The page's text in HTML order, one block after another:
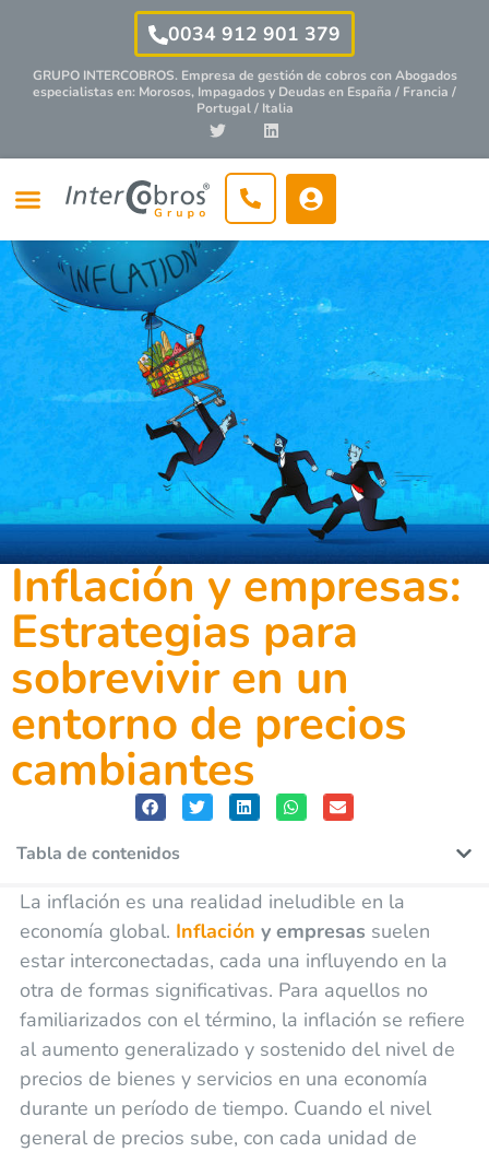
0034 912 901 379
GRUPO INTERCOBROS. Empresa de gestión de cobros conAbogados
especialistasen: Morosos, Impagados y Deudas en España / Francia /
Portugal / Italia
Inflación y empresas:
Estrategias para
sobrevivir en un
entorno de precios
cambiantes
Tabla de contenidos
La inflación es una realidad ineludible en la
economía global. Inflación y empresas suelen
estar interconectadas, cada una influyendo en la
otra de formas significativas. Para aquellos no
familiarizados con el término, la inflación se refiere
al aumento generalizado y sostenido del nivel de
precios de bienes y servicios en una economía
durante un período de tiempo. Cuando el nivel
general de precios sube, con cada unidad de